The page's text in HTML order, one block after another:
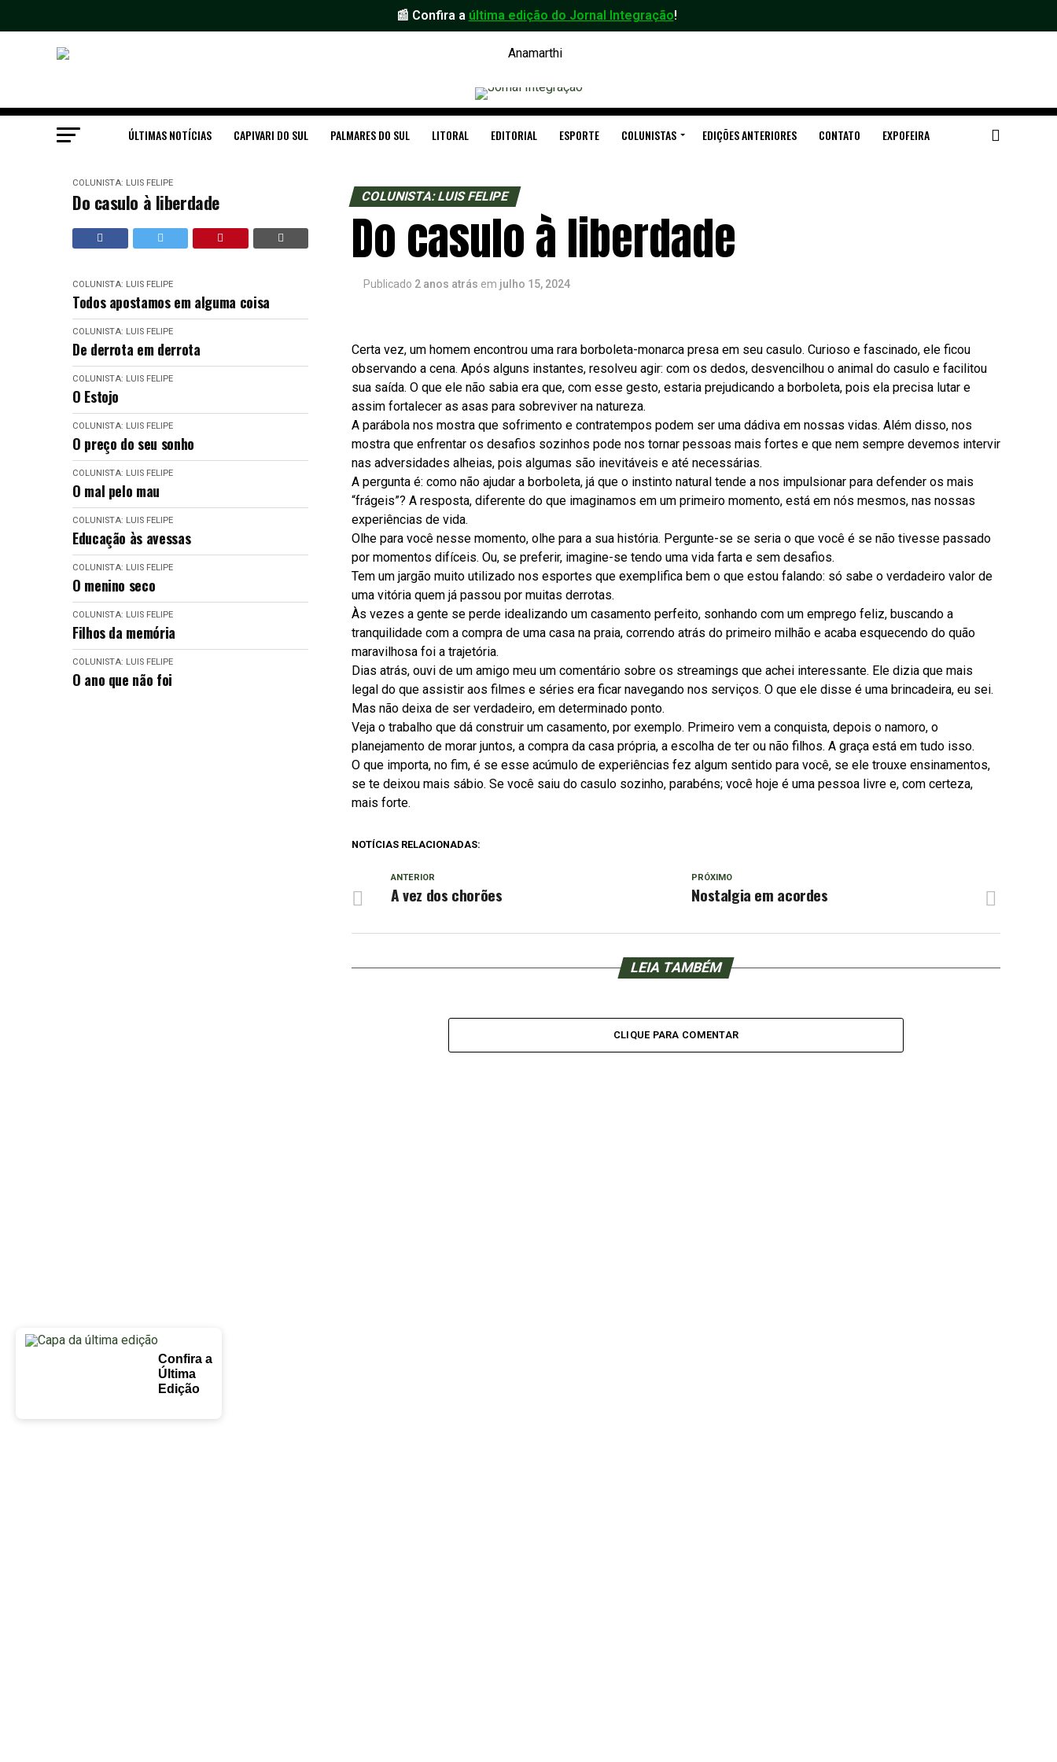
📰 Confira a última edição do Jornal Integração!
ÚLTIMAS NOTÍCIAS CAPIVARI DO SUL PALMARES DO SUL LITORAL EDITORIAL ESPORTE COLUNISTAS EDIÇÕES ANTERIORES CONTATO EXPOFEIRA
COLUNISTA: LUIS FELIPE
Do casulo à liberdade
COLUNISTA: LUIS FELIPE
Todos apostamos em alguma coisa
COLUNISTA: LUIS FELIPE
De derrota em derrota
COLUNISTA: LUIS FELIPE
O Estojo
COLUNISTA: LUIS FELIPE
O preço do seu sonho
COLUNISTA: LUIS FELIPE
O mal pelo mau
COLUNISTA: LUIS FELIPE
Educação às avessas
COLUNISTA: LUIS FELIPE
O menino seco
COLUNISTA: LUIS FELIPE
Filhos da memória
COLUNISTA: LUIS FELIPE
O ano que não foi
COLUNISTA: LUIS FELIPE
Do casulo à liberdade
Publicado 2 anos atrás em julho 15, 2024
Certa vez, um homem encontrou uma rara borboleta-monarca presa em seu casulo. Curioso e fascinado, ele ficou
observando a cena. Após alguns instantes, resolveu agir: com os dedos, desvencilhou o animal do casulo e facilitou
sua saída. O que ele não sabia era que, com esse gesto, estaria prejudicando a borboleta, pois ela precisa lutar e
assim fortalecer as asas para sobreviver na natureza.
A parábola nos mostra que sofrimento e contratempos podem ser uma dádiva em nossas vidas. Além disso, nos
mostra que enfrentar os desafios sozinhos pode nos tornar pessoas mais fortes e que nem sempre devemos intervir
nas adversidades alheias, pois algumas são inevitáveis e até necessárias.
A pergunta é: como não ajudar a borboleta, já que o instinto natural tende a nos impulsionar para defender os mais
“frágeis”? A resposta, diferente do que imaginamos em um primeiro momento, está em nós mesmos, nas nossas
experiências de vida.
Olhe para você nesse momento, olhe para a sua história. Pergunte-se se seria o que você é se não tivesse passado
por momentos difíceis. Ou, se preferir, imagine-se tendo uma vida farta e sem desafios.
Tem um jargão muito utilizado nos esportes que exemplifica bem o que estou falando: só sabe o verdadeiro valor de
uma vitória quem já passou por muitas derrotas.
Às vezes a gente se perde idealizando um casamento perfeito, sonhando com um emprego feliz, buscando a
tranquilidade com a compra de uma casa na praia, correndo atrás do primeiro milhão e acaba esquecendo do quão
maravilhosa foi a trajetória.
Dias atrás, ouvi de um amigo meu um comentário sobre os streamings que achei interessante. Ele dizia que mais
legal do que assistir aos filmes e séries era ficar navegando nos serviços. O que ele disse é uma brincadeira, eu sei.
Mas não deixa de ser verdadeiro, em determinado ponto.
Veja o trabalho que dá construir um casamento, por exemplo. Primeiro vem a conquista, depois o namoro, o
planejamento de morar juntos, a compra da casa própria, a escolha de ter ou não filhos. A graça está em tudo isso.
O que importa, no fim, é se esse acúmulo de experiências fez algum sentido para você, se ele trouxe ensinamentos,
se te deixou mais sábio. Se você saiu do casulo sozinho, parabéns; você hoje é uma pessoa livre e, com certeza,
mais forte.
NOTÍCIAS RELACIONADAS:
PRÓXIMO
Nostalgia em acordes
ANTERIOR
A vez dos chorões
LEIA TAMBÉM
CLIQUE PARA COMENTAR
Confira a
Última
Edição